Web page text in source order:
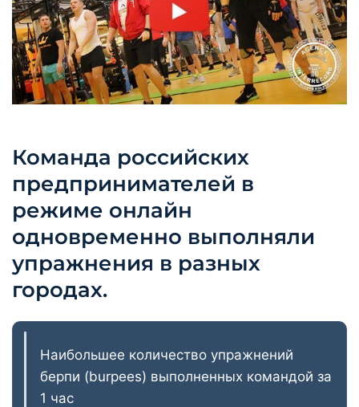
Команда российских
предпринимателей в
режиме онлайн
одновременно выполняли
упражнения в разных
городах.
Наибольшее количество упражнений
берпи (burpees) выполненных командой за
1 час